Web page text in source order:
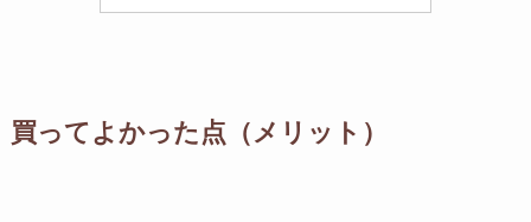
買ってよかった点（メリット）